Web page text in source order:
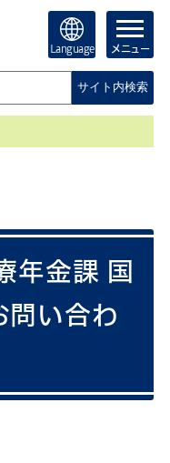
Language メニュー
サイト内検索
年金課 国
問い合わ